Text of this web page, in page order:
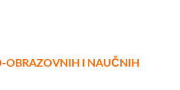
OBRAZOVNIH I NAUČNIH